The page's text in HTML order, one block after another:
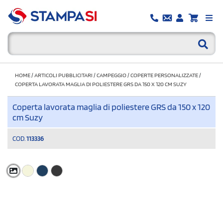
HOME/ARTICOLI PUBBLICITARI /CAMPEGGIO/COPERTE PERSONALIZZATE/
COPERTA LAVORATA MAGLIA DI POLIESTERE GRS DA 150 X 120 CM SUZY
Coperta lavorata maglia di poliestere GRS da 150 x 120
cm Suzy
COD. 113336